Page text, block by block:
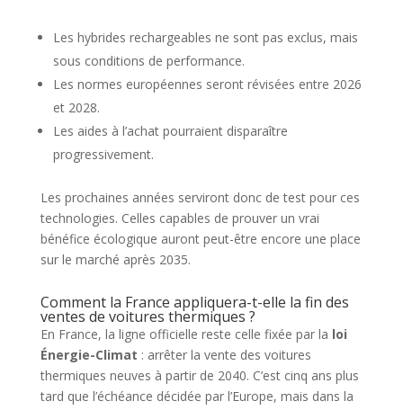
Les hybrides rechargeables ne sont pas exclus, mais
sous conditions de performance.
Les normes européennes seront révisées entre 2026
et 2028.
Les aides à l’achat pourraient disparaître
progressivement.
Les prochaines années serviront donc de test pour ces
technologies. Celles capables de prouver un vrai
bénéfice écologique auront peut-être encore une place
sur le marché après 2035.
Comment la France appliquera-t-elle la fin des
ventes de voitures thermiques ?
En France, la ligne officielle reste celle fixée par la loi
Énergie-Climat : arrêter la vente des voitures
thermiques neuves à partir de 2040. C’est cinq ans plus
tard que l’échéance décidée par l’Europe, mais dans la